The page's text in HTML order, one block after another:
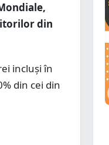
din
incluși în
din cei din